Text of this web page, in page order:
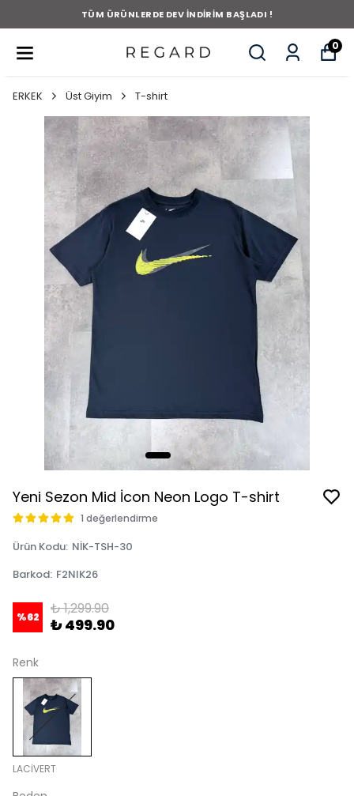
TÜM ÜRÜNLERDE DEV İNDİRİM BAŞLADI !
0
ERKEK Üst Giyim T-shirt
Yeni Sezon Mid İcon Neon Logo T-shirt
1 değerlendirme
Ürün Kodu: NİK-TSH-30
Barkod: F2NIK26
%62 ₺ 1,299.90
₺ 499.90
Renk
LACİVERT